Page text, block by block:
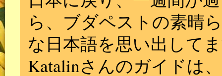
ら、ブダペストの素晴
な日本語を思い出して
Katalinさんのガイドは